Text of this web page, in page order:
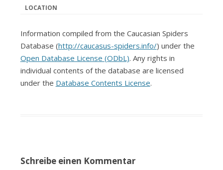
LOCATION
Information compiled from the Caucasian Spiders
Database (http://caucasus-spiders.info/) under the
Open Database License (ODbL). Any rights in
individual contents of the database are licensed
under the Database Contents License.
Schreibe einen Kommentar